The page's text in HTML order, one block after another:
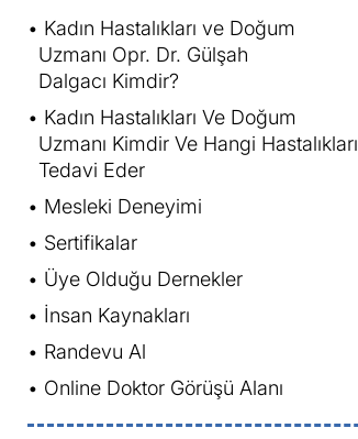
Kadın Hastalıkları ve Doğum
Uzmanı Opr. Dr. Gülşah
Dalgacı Kimdir?
Kadın Hastalıkları Ve Doğum
Uzmanı Kimdir Ve Hangi Hastalıkları
Tedavi Eder
Mesleki Deneyimi
Sertifikalar
Üye Olduğu Dernekler
İnsan Kaynakları
Randevu Al
Online Doktor Görüşü Alanı